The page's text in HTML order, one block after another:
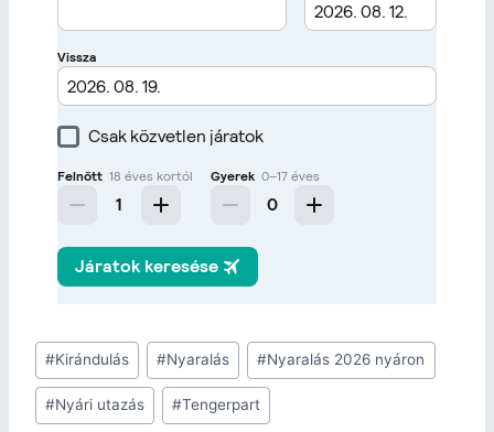
#Kirándulás #Nyaralás #Nyaralás 2026 nyáron
#Nyári utazás #Tengerpart